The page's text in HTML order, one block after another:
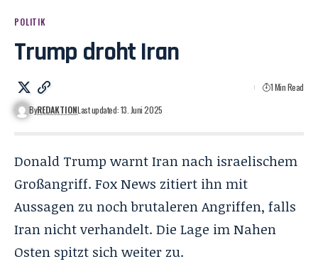
POLITIK
Trump droht Iran
ByREDAKTIONLast updated: 13. Juni 2025
1 Min Read
Donald Trump warnt Iran nach israelischem
Großangriff. Fox News zitiert ihn mit
Aussagen zu noch brutaleren Angriffen, falls
Iran nicht verhandelt. Die Lage im Nahen
Osten spitzt sich weiter zu.